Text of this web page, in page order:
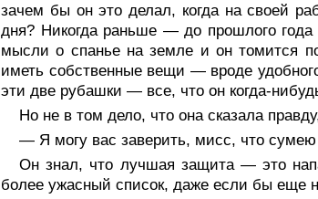
зачем бы он это делал, когда на своей
дня? Никогда раньше — до прошлого
мысли о спанье на земле и он томится
иметь собственные вещи — вроде
эти две рубашки — все, что он когда-
Но не в том дело, что она сказала
— Я могу вас заверить, мисс, что сумею
Он знал, что лучшая защита — это
более ужасный список, даже если бы еще